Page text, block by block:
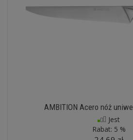
AMBITION Acero nóż
Jest
Rabat: 5 %